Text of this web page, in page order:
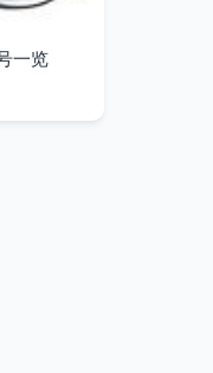
一览